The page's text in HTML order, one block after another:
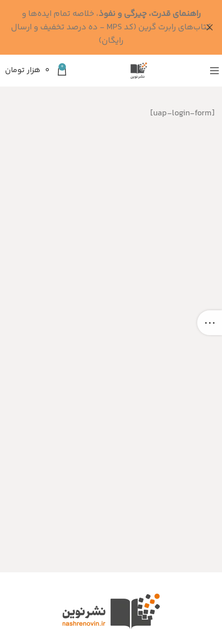
0 ۰ هزار تومان
[uap-login-form]
راهنمای قدرت، چیرگی و نفوذ، خلاصه تمام ایده‌ها و
کتاب‌های رابرت گرین (کد MPS - ده درصد تخفیف و ارسال
رایگان)